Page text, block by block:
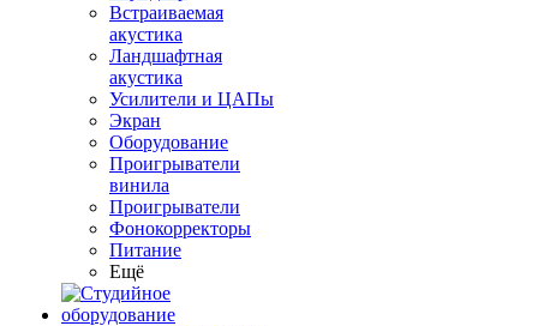
Встраиваемая
акустика
Ландшафтная
акустика
Усилители и ЦАПы
Экран
Оборудование
Проигрыватели
винила
Проигрыватели
Фонокорректоры
Питание
Ещё